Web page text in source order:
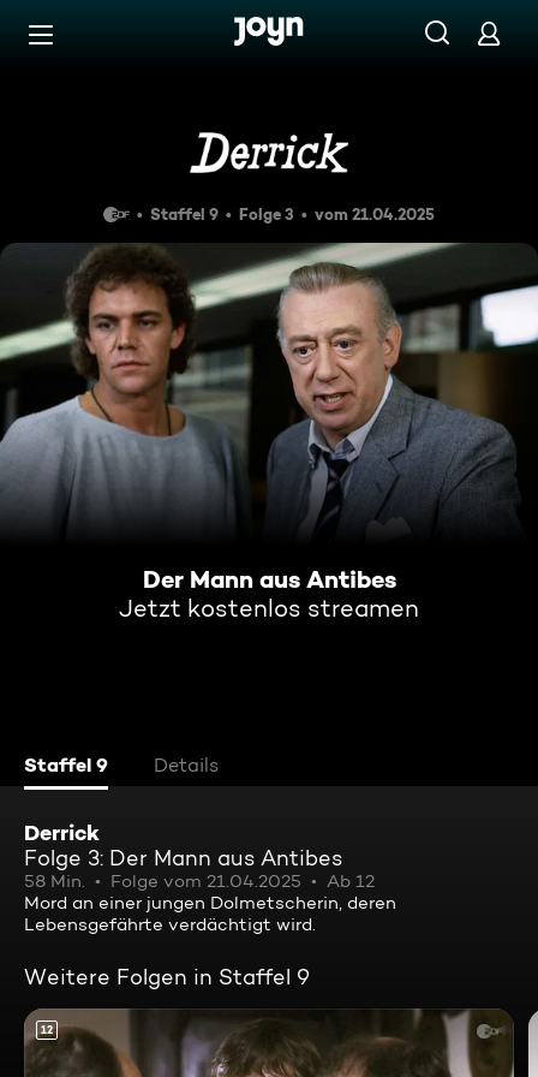
Zum Inhalt springen
Der Mann aus Antibes
Staffel 9 Folge 3 vom 21.04.2025
Der Mann aus Antibes
Jetzt kostenlos streamen
Staffel 9 Details
Derrick
Folge 3: Der Mann aus Antibes
58 Min. Folge vom 21.04.2025
Ab 12
Mord an einer jungen Dolmetscherin, deren
Lebensgefährte verdächtigt wird.
Weitere Folgen in Staffel 9
12